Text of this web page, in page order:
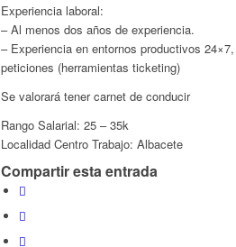
Experiencia laboral:
– Al menos dos años de experiencia.
– Experiencia en entornos productivos
peticiones (herramientas ticketing)
Se valorará tener carnet de conducir
Rango Salarial: 25 – 35k
Localidad Centro Trabajo: Albacete
Compartir esta entrada